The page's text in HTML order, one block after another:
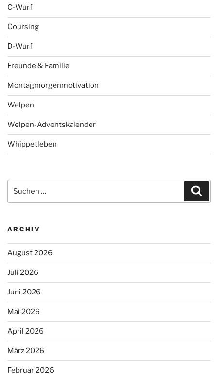
C-Wurf
Coursing
D-Wurf
Freunde & Familie
Montagmorgenmotivation
Welpen
Welpen-Adventskalender
Whippetleben
nach:
ARCHIV
August 2026
Juli 2026
Juni 2026
Mai 2026
April 2026
März 2026
Februar 2026